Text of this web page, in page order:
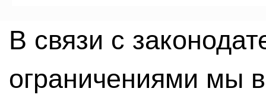
В связи с
ограничениями мы